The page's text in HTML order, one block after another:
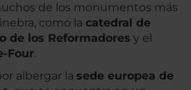
de los monumentos más
como la catedral de
de los Reformadores y el
Four.
albergar la sede europea de